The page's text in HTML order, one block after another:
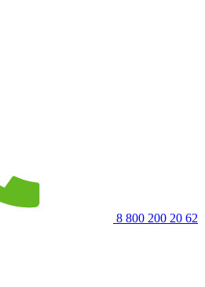
8 800 200 20 62